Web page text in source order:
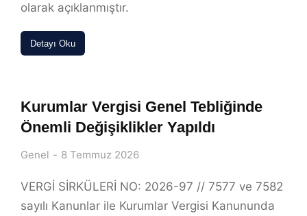
olarak açıklanmıştır.
Detayı Oku
Kurumlar Vergisi Genel Tebliğinde
Önemli Değişiklikler Yapıldı
Genel 8 Temmuz 2026
VERGİ SİRKÜLERİ NO: 2026-97 // 7577 ve 7582
sayılı Kanunlar ile Kurumlar Vergisi Kanununda